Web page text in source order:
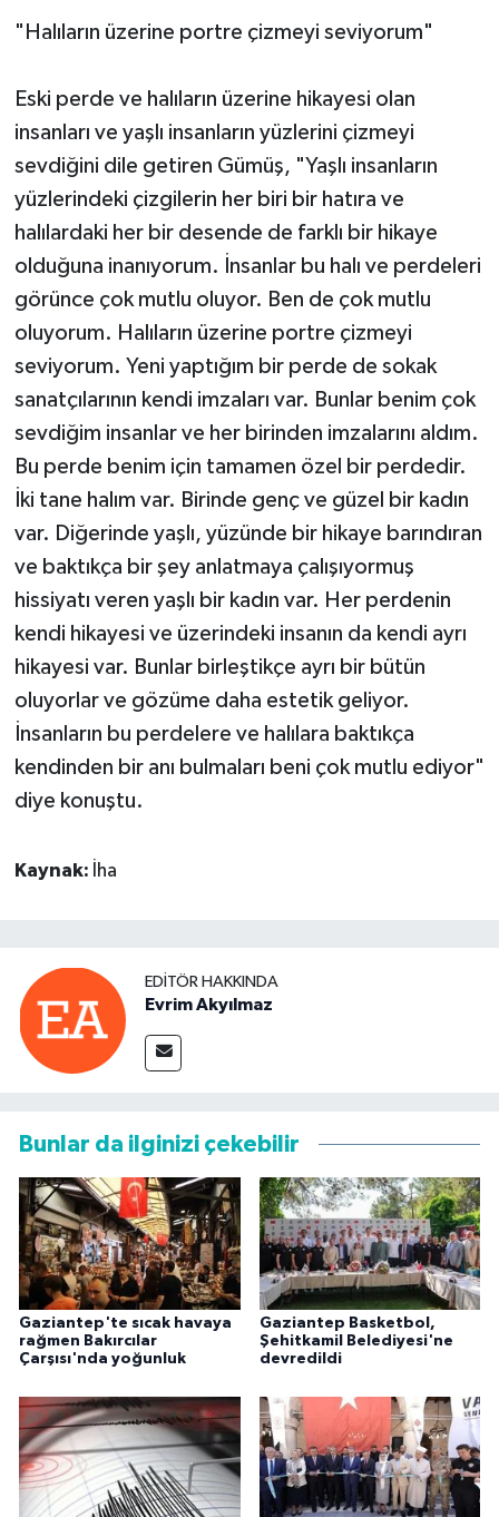
"Halıların üzerine portre çizmeyi seviyorum"
Eski perde ve halıların üzerine hikayesi olan
insanları ve yaşlı insanların yüzlerini çizmeyi
sevdiğini dile getiren Gümüş, "Yaşlı insanların
yüzlerindeki çizgilerin her biri bir hatıra ve
halılardaki her bir desende de farklı bir hikaye
olduğuna inanıyorum. İnsanlar bu halı ve perdeleri
görünce çok mutlu oluyor. Ben de çok mutlu
oluyorum. Halıların üzerine portre çizmeyi
seviyorum. Yeni yaptığım bir perde de sokak
sanatçılarının kendi imzaları var. Bunlar benim çok
sevdiğim insanlar ve her birinden imzalarını aldım.
Bu perde benim için tamamen özel bir perdedir.
İki tane halım var. Birinde genç ve güzel bir kadın
var. Diğerinde yaşlı, yüzünde bir hikaye barındıran
ve baktıkça bir şey anlatmaya çalışıyormuş
hissiyatı veren yaşlı bir kadın var. Her perdenin
kendi hikayesi ve üzerindeki insanın da kendi ayrı
hikayesi var. Bunlar birleştikçe ayrı bir bütün
oluyorlar ve gözüme daha estetik geliyor.
İnsanların bu perdelere ve halılara baktıkça
kendinden bir anı bulmaları beni çok mutlu ediyor"
diye konuştu.
Kaynak: İha
EDITÖR HAKKINDA
Evrim Akyılmaz
Bunlar da ilginizi çekebilir
Gaziantep'te sıcak havaya
rağmen Bakırcılar
Çarşısı'nda yoğunluk
Gaziantep Basketbol,
Şehitkamil Belediyesi'ne
devredildi